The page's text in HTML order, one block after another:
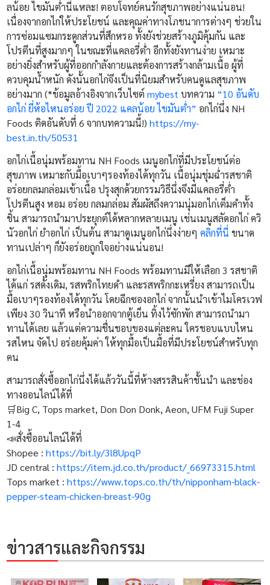
ลน้อย ไขมันต่ำนี่แหละ! ตอบโจทย์คนรักสุขภาพอย่างแน่นอน!
เนื่องจากอกไก่ให้ประโยชน์ และคุณค่าทางโภชนาการต่างๆ ช่วยใน
การซ่อมแซมกระดูกส่วนที่สึกหรอ ทั้งยังช่วยสร้างภูมิคุ้มกัน และ
โปรตีนที่สูงมากๆ ในขณะที่แคลอรี่ต่ำ อีกทั้งยังทานง่าย เหมาะ
อย่างยิ่งสำหรับผู้ที่ออกกำลังกายและต้องการสร้างกล้ามเนื้อ ผู้ที่
ควบคุมน้ำหนัก ดังนั้นอกไก่จึงเป็นที่นิยมสำหรับคนดูแลสุขภาพ
อย่างมาก (*ข้อมูลอ้างอิงจากเว็บไซต์ mybest บทความ “10 อันดับ
อกไก่ ยี่ห้อไหนอร่อย ปี 2022 แคลน้อย ไขมันต่ำ” อกไก่นึ่ง NH
Foods ติดอันดับที่ 6 จากบทความนี้!) https://my-
best.in.th/50531
อกไก่เนื้อนุ่มพร้อมทาน NH Foods เมนูอกไก่ที่มีประโยชน์ต่อ
สุขภาพ เหมาะกับมื้อเบาๆรองท้องได้ทุกวัน เนื้อนุ่มชุ่มฉ่ำรสชาติ
อร่อยกลมกล่อมเข้าเนื้อ ปรุงสุกด้วยกรรมวิธีนึ่งจึงมีแคลอรี่ต่ำ
โปรตีนสูง หอม อร่อย กลมกล่อม สัมผัสถึงความนุ่มอกไก่เต็มคำทั้ง
ชิ้น สามารถนำมาประยุกต์ได้หลากหลายเมนู เช่นเมนูสลัดอกไก่ ควิ
นัวอกไก่ ยำอกไก่ เป็นต้น สามาดูเมนูอกไก่นึ่งง่ายๆ คลิกที่นี่ ขนาด
ทานเปล่าๆ ก็ยังอร่อยถูกใจอย่างแน่นอน!
อกไก่เนื้อนุ่มพร้อมทาน NH Foods พร้อมทานมีให้เลือก 3 รสชาติ
ได้แก่ รสดั้งเดิม, รสพริกไทยดำ และรสพริกกะเหรี่ยง สามารถเป็น
มื้อเบาๆรองท้องได้ทุกวัน โดยฉีกซองอกไก่ จากนั้นนำเข้าไมโครเวฟ
เพียง 30 วินาที หรือนำออกจากตู้เย็น ทิ้งไว้ซักพัก สามารถนำมา
ทานได้เลย แล้วแต่ความชื่นชอบของแต่ละคน ใครชอบแบบไหน
รสไหน จัดไป อร่อยคุ้มค่า ให้ทุกมื้อเป็นมื้อที่มีประโยชน์สำหรับทุก
คน
สามารถสั่งซื้ออกไก่นึ่งได้แล้ววันนี้ที่ห้างสรรสินค้าชั้นนำ และช่อง
ทางออนไลน์ได้ที่
🛒Big C, Tops market, Don Don Donk, Aeon, UFM Fuji Super
1-4
📣สั่งซื้ออนไลน์ได้ที่
Shopee : https://bit.ly/3l8UpqP​
JD central : https://item.jd.co.th/product/_66973315.html
Tops market : https://www.tops.co.th/th/nipponham-black-
pepper-steam-chicken-breast-90g
ข่าวสารและกิจกรรม